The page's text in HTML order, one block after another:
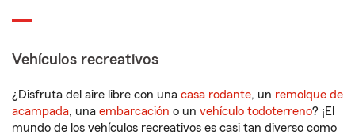
Vehículos recreativos
¿Disfruta del aire libre con una casa rodante, un remolque de
acampada, una embarcación o un vehículo todoterreno? ¡El
mundo de los vehículos recreativos es casi tan diverso como